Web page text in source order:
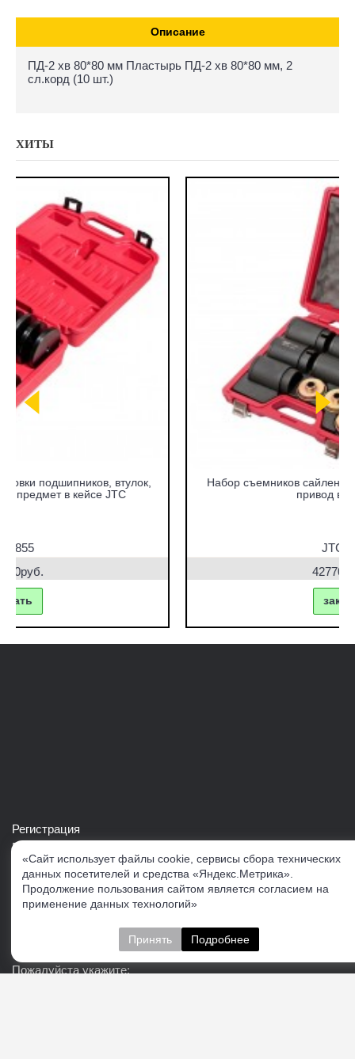
Описание
ПД-2 хв 80*80 мм Пластырь ПД-2 хв 80*80 мм, 2
сл.корд (10 шт.)
ХИТЫ
Набор съемников сайлентблоков под гидравлический
Регистрация
Войти в свой аккаунт
Скачать каталог продукции VERTUL
Следите за нами
Пожалуйста укажите:
«Сайт использует файлы cookie, сервисы сбора технических
данных посетителей и средства «Яндекс.Метрика».
Продолжение пользования сайтом является согласием на
применение данных технологий»
Принять Подробнее